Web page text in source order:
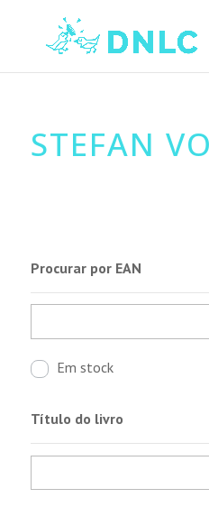
STEFAN
Procurar por EAN
Em stock
Título do livro